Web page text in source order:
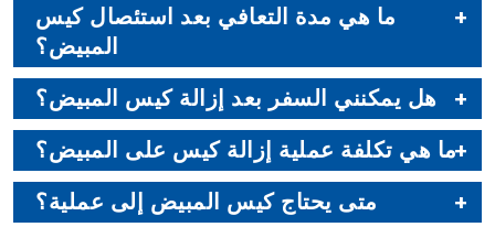
ما هي مدة التعافي بعد استئصال كيس
المبيض؟
هل يمكنني السفر بعد إزالة كيس المبيض؟
ما هي تكلفة عملية إزالة كيس على المبيض؟
متى يحتاج كيس المبيض إلى عملية؟